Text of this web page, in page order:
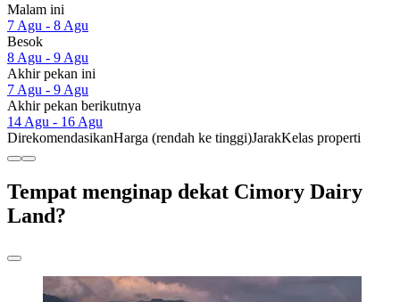
Malam ini
7 Agu - 8 Agu
Besok
8 Agu - 9 Agu
Akhir pekan ini
7 Agu - 9 Agu
Akhir pekan berikutnya
14 Agu - 16 Agu
DirekomendasikanHarga (rendah ke tinggi)JarakKelas properti
Tempat menginap dekat Cimory Dairy
Land?